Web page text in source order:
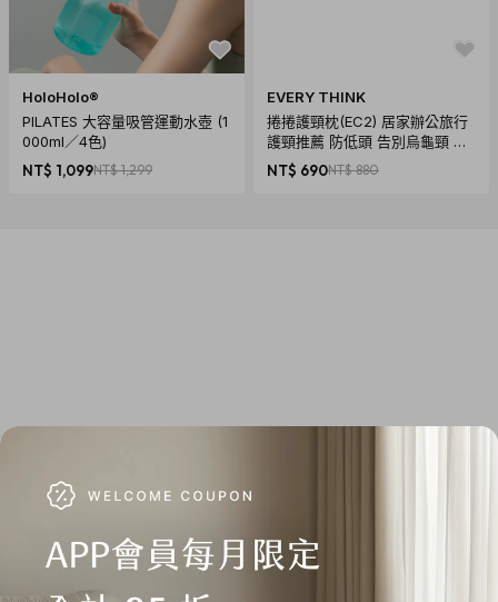
HoloHolo®
PILATES 大容量吸管運動水壺 (1
000ml／4色)
NT$ 1,099NT$ 1,299
EVERY THINK
捲捲護頸枕(EC2) 居家辦公旅行
護頸推薦 防低頭 告別烏龜頸 頸
椎養護 多色可選
NT$ 690NT$ 880